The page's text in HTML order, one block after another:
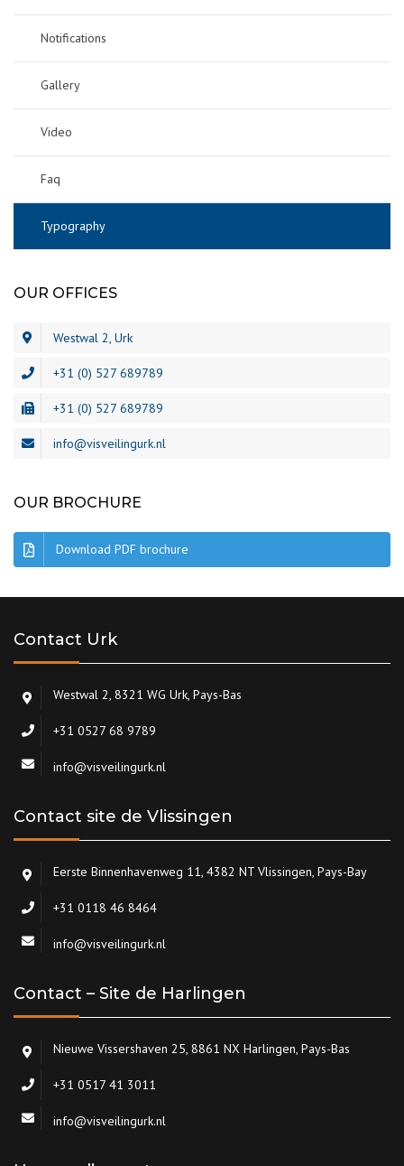
Notifications
Gallery
Video
Faq
Typography
OUR OFFICES
Westwal 2, Urk
+31 (0) 527 689789
+31 (0) 527 689789
info@visveilingurk.nl
OUR BROCHURE
Download PDF brochure
Contact Urk
Westwal 2, 8321 WG Urk, Pays-Bas
+31 0527 68 9789
info@visveilingurk.nl
Contact site de Vlissingen
Eerste Binnenhavenweg 11, 4382 NT Vlissingen, Pays-Bay
+31 0118 46 8464
info@visveilingurk.nl
Contact – Site de Harlingen
Nieuwe Vissershaven 25, 8861 NX Harlingen, Pays-Bas
+31 0517 41 3011
info@visveilingurk.nl